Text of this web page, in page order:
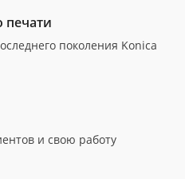
печати
поколения Konica
и свою работу